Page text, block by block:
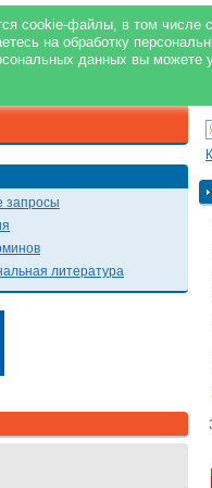
cookie-файлы, в том числе
на обработку
данных вы можете
Реклама на
Архив номеров
запросы
литература